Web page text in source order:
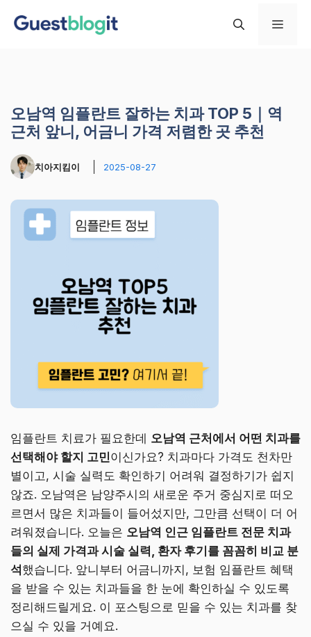
메
오남역 임플란트 잘하는 치과 TOP 5｜역
근처 앞니, 어금니 가격 저렴한 곳 추천
치아지킴이 2025-08-27
임플란트 치료가 필요한데 오남역 근처에서 어떤 치과를
선택해야 할지 고민이신가요? 치과마다 가격도 천차만
별이고, 시술 실력도 확인하기 어려워 결정하기가 쉽지
않죠. 오남역은 남양주시의 새로운 주거 중심지로 떠오
르면서 많은 치과들이 들어섰지만, 그만큼 선택이 더 어
려워졌습니다. 오늘은 오남역 인근 임플란트 전문 치과
들의 실제 가격과 시술 실력, 환자 후기를 꼼꼼히 비교 분
석 했습니다. 앞니부터 어금니까지, 보험 임플란트 혜택
을 받을 수 있는 치과들을 한 눈에 확인하실 수 있도록
정리해드릴게요. 이 포스팅으로 믿을 수 있는 치과를 찾
으실 수 있을 거예요.